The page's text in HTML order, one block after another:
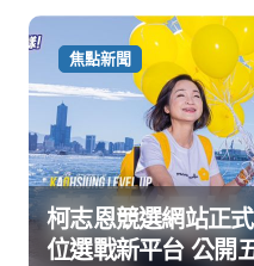
焦點新聞
柯志恩競選網站正
位選戰新平台 公開